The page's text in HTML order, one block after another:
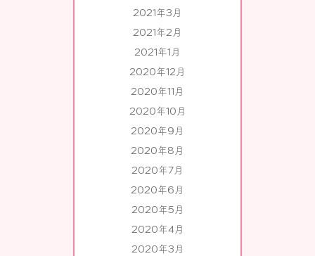
2021年3月
2021年2月
2021年1月
2020年12月
2020年11月
2020年10月
2020年9月
2020年8月
2020年7月
2020年6月
2020年5月
2020年4月
2020年3月